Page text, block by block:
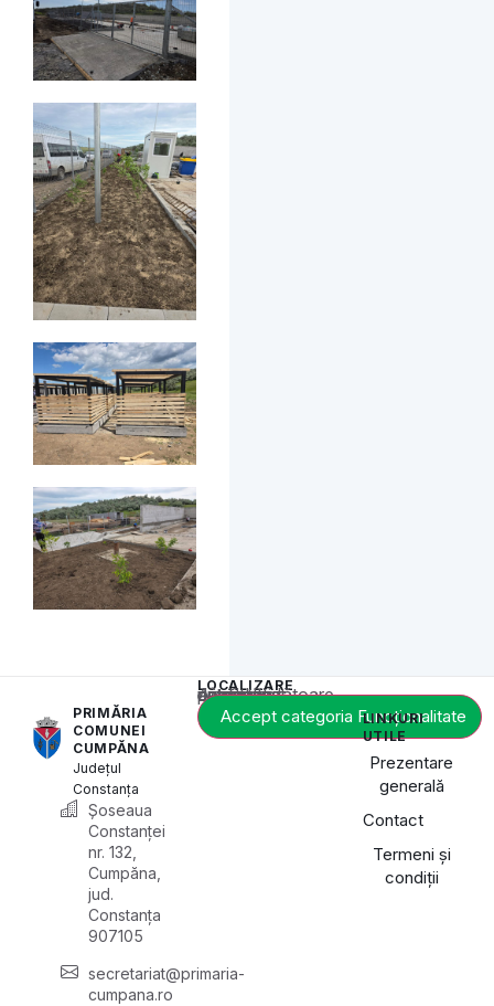
PRIMĂRIA
COMUNEI
CUMPĂNA
Județul
Constanța
Șoseaua
Constanței
nr. 132,
Cumpăna,
jud.
Constanța
907105
secretariat@primaria-
cumpana.ro
LOCALIZARE
Acest conținut este blocat până când acceptați categoria corespunzătoare de cookie-uri.
Accept categoria Funcționalitate
LINKURI
UTILE
Prezentare
generală
Contact
Termeni și
condiții